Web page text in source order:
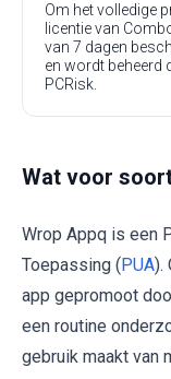
Om het volledige
licentie van
van 7 dagen
en wordt beheerd
PCRisk.
Wat voor
Wrop Appq is een
Toepassing (PUA).
app gepromoot
een routine
gebruik maakt van